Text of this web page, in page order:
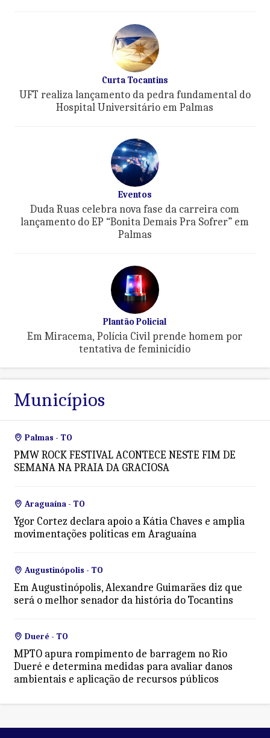
Curta Tocantins
UFT realiza lançamento da pedra fundamental do
Hospital Universitário em Palmas
Eventos
Duda Ruas celebra nova fase da carreira com
lançamento do EP “Bonita Demais Pra Sofrer” em
Palmas
Plantão Policial
Em Miracema, Polícia Civil prende homem por
tentativa de feminicídio
Municípios
Palmas - TO
PMW ROCK FESTIVAL ACONTECE NESTE FIM DE
SEMANA NA PRAIA DA GRACIOSA
Araguaína - TO
Ygor Cortez declara apoio a Kátia Chaves e amplia
movimentações políticas em Araguaína
Augustinópolis - TO
Em Augustinópolis, Alexandre Guimarães diz que
será o melhor senador da história do Tocantins
Dueré - TO
MPTO apura rompimento de barragem no Rio
Dueré e determina medidas para avaliar danos
ambientais e aplicação de recursos públicos